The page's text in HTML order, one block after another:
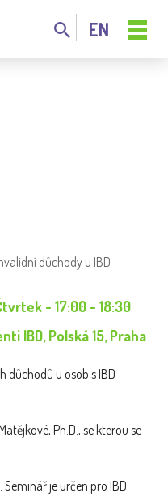
EN
důchody u IBD
- 17:00 - 18:30
IBD, Polská 15, Praha
důchodů u osob s IBD
Ph.D., se kterou se
je určen pro IBD